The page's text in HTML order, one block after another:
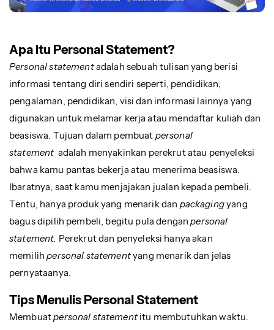
Apa Itu Personal Statement?
Personal statementadalah sebuah tulisan yang berisi
informasi tentang diri sendiri seperti, pendidikan,
pengalaman, pendidikan, visi dan informasi lainnya yang
digunakan untuk melamar kerja atau mendaftar kuliah dan
beasiswa. Tujuan dalam pembuat personal
statement adalah menyakinkan perekrut atau penyeleksi
bahwa kamu pantas bekerja atau menerima beasiswa.
Ibaratnya, saat kamu menjajakan jualan kepada pembeli.
Tentu, hanya produk yang menarik dan packagingyang
bagus dipilih pembeli, begitu pula denganpersonal
statement. Perekrut dan penyeleksi hanya akan
memilihpersonal statementyang menarik dan jelas
pernyataanya.
Tips Menulis Personal Statement
Membuatpersonal statementitu membutuhkan waktu.